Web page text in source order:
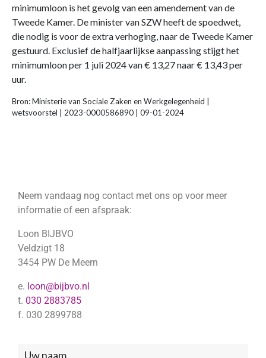
minimumloon is het gevolg van een amendement van de
Tweede Kamer. De minister van SZW heeft de spoedwet,
die nodig is voor de extra verhoging, naar de Tweede Kamer
gestuurd. Exclusief de halfjaarlijkse aanpassing stijgt het
minimumloon per 1 juli 2024 van € 13,27 naar € 13,43 per
uur.
Bron: Ministerie van Sociale Zaken en Werkgelegenheid |
wetsvoorstel | 2023-0000586890 | 09-01-2024
Neem vandaag nog contact met ons op voor meer
informatie of een afspraak:
Loon BIJBVO
Veldzigt 18
3454 PW De Meern
e. loon@bijbvo.nl
t. 030 2883785
f. 030 2899788
Neem